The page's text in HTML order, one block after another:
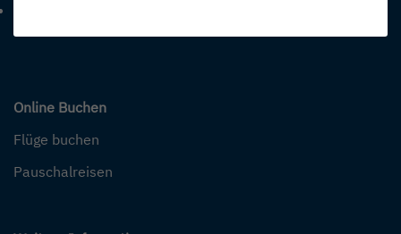
Online Buchen
Flüge buchen
Pauschalreisen